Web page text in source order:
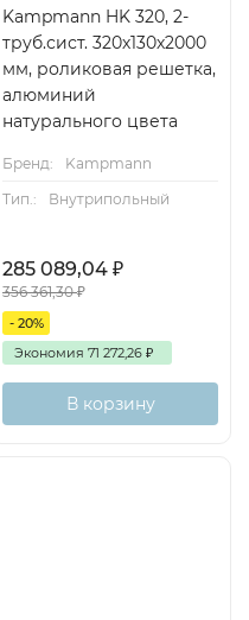
Kampmann HK 320, 2-
труб.сист. 320х130х2000
мм, роликовая решетка,
алюминий
натурального цвета
Бренд:
Kampmann
Тип.:
Внутрипольный
285 089,04 ₽
356 361,30₽
- 20%
Экономия 71 272,26 ₽
В корзину